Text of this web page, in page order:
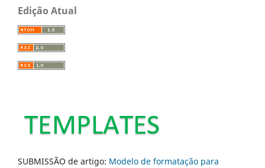
Edição Atual
SUBMISSÃO de artigo: Modelo de formatação para